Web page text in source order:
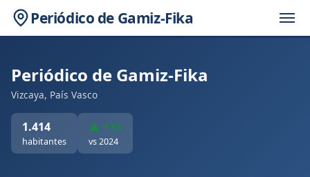
Periódico de Gamiz-Fika
Periódico de Gamiz-Fika
Vizcaya, País Vasco
1.414
habitantes
▲ +33
vs 2024